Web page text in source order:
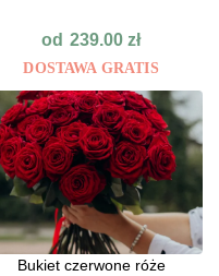
od 239.00zł
DOSTAWA GRATIS
Bukiet czerwone róże